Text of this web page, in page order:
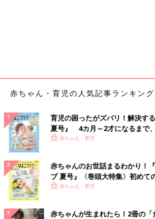
赤ちゃん・育児の人気記事ランキング
育児の困ったがズバリ！解決す
夏号』 4カ月～2才になるまで
いっぱい！
赤ちゃん・育児
赤ちゃんのお世話まるわかり！
ブ 夏号』〈巻頭大特集〉初めて
く！ おっぱい・ミルクの基本と
赤ちゃん・育児
赤ちゃんが生まれたら！2冊の「